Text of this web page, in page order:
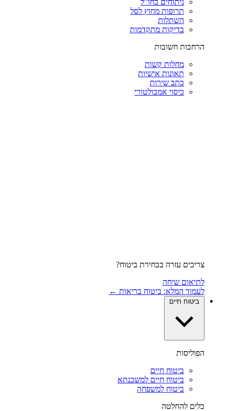
ניתוחים בחו"ל
תרופות מחוץ לסל
השתלות
בדיקות מתקדמות
הרחבות חשובות
מחלות קשות
תאונות אישיות
כתב שירות
כיסוי אמבולטורי
צריכים עזרה בבחירת ביטוח?
לתיאום שיחה
לעמוד המלא: ביטוח בריאות ←
ביטוח חיים
הפוליסות
ביטוח חיים
ביטוח חיים למשכנתא
ביטוח למשפחה
כלים להחלטה